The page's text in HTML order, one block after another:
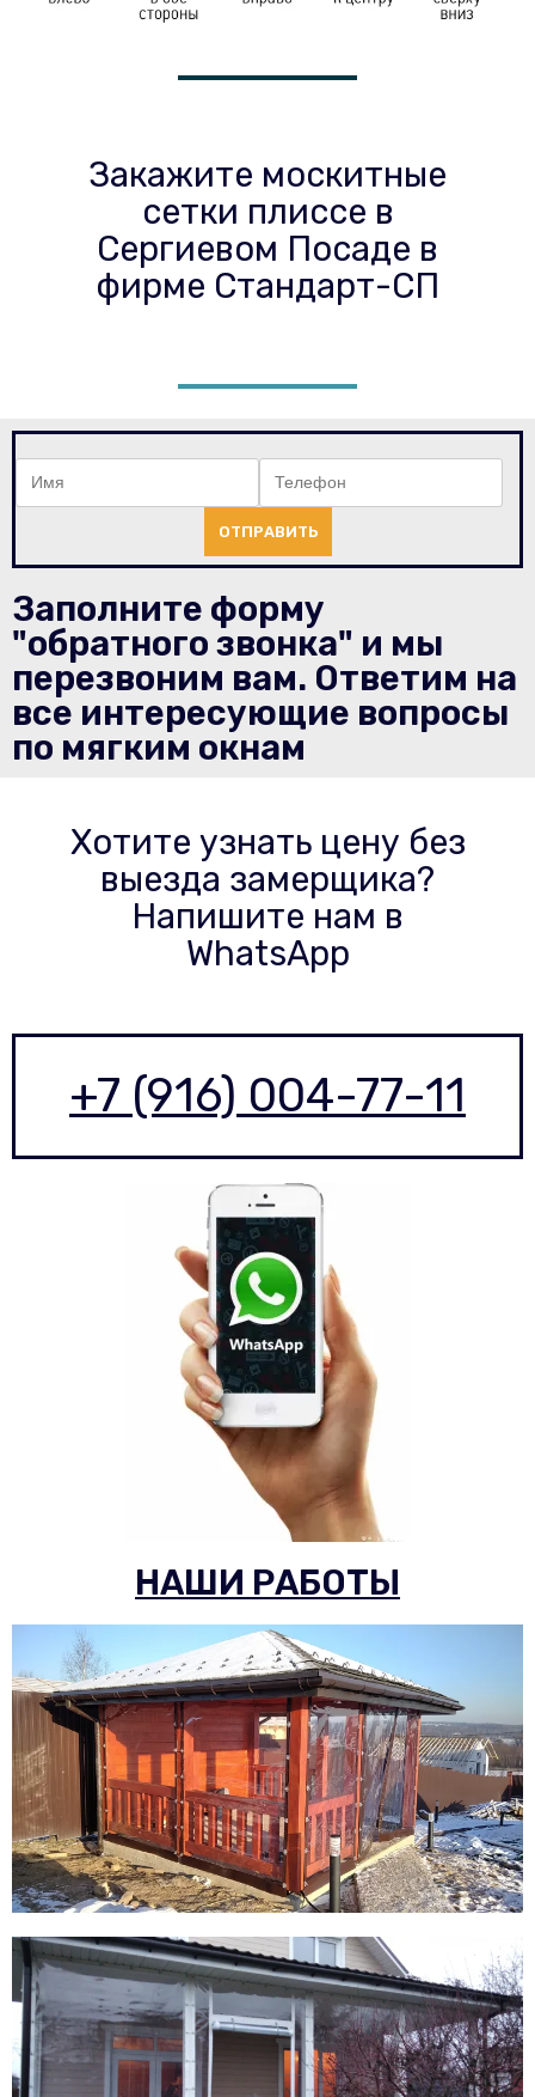
Закажите москитные
сетки плиссе в
Сергиевом Посаде в
фирме Стандарт-СП
ОТПРАВИТЬ
Заполните форму
"обратного звонка" и мы
перезвоним вам. Ответим на
все интересующие вопросы
по мягким окнам
Хотите узнать цену без
выезда замерщика?
Напишите нам в
WhatsApp
+7 (916) 004-77-11
НАШИ РАБОТЫ